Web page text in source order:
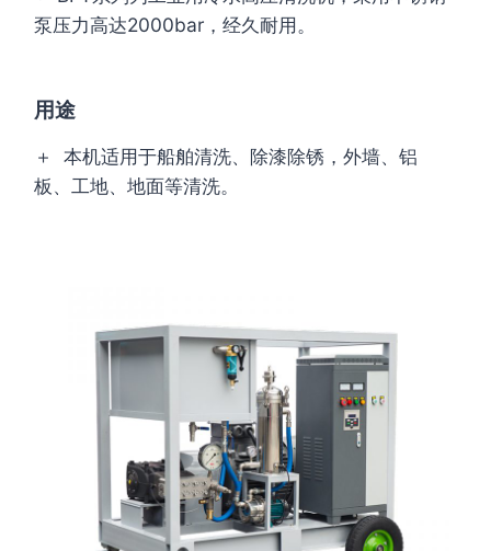
泵压力高达2000bar，经久耐用。
用途
＋ 本机适用于船舶清洗、除漆除锈，外墙、铝
板、工地、地面等清洗。